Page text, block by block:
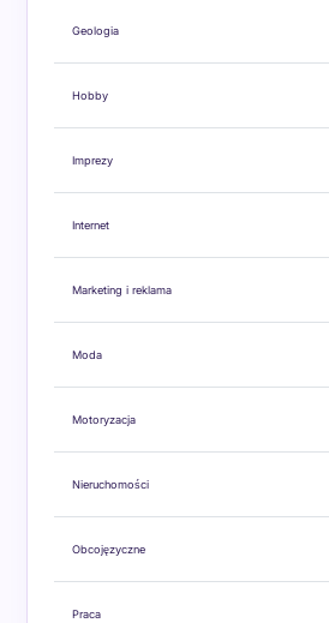
Geologia
Hobby
Imprezy
Internet
Marketing i reklama
Moda
Motoryzacja
Nieruchomości
Obcojęzyczne
Praca